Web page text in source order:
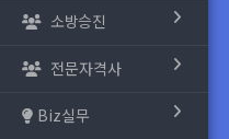
소방승진
전문자격사
Biz실무